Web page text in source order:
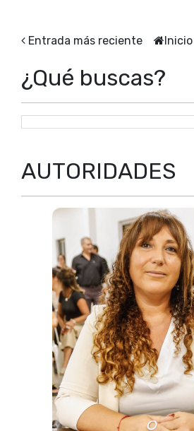
Entrada más reciente Inicio
¿Qué buscas?
AUTORIDADES